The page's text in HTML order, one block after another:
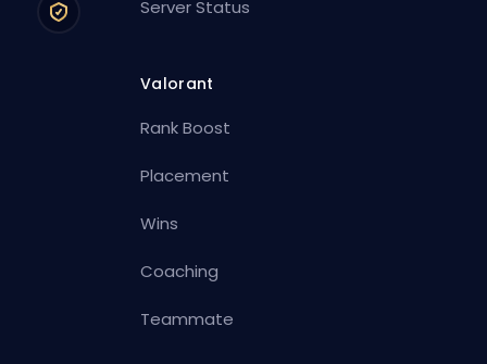
Server Status
Valorant
Rank Boost
Placement
Wins
Coaching
Teammate